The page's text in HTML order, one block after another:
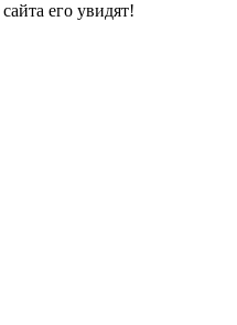
его увидят!